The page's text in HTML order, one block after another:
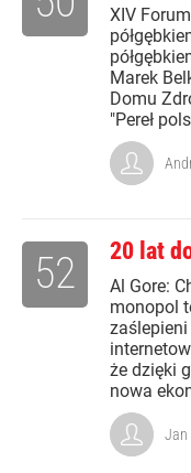
XIV
Marek
Domu
"Pereł
20 lat
Al Gore:
monopol
że dzięki
nowa
52
Jan